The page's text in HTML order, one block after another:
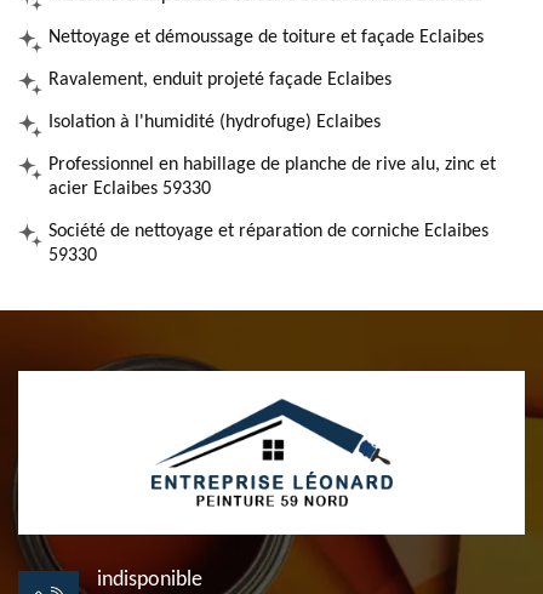
Nettoyage et démoussage de toiture et façade Eclaibes
Ravalement, enduit projeté façade Eclaibes
Isolation à l'humidité (hydrofuge) Eclaibes
Professionnel en habillage de planche de rive alu, zinc et
acier Eclaibes 59330
Société de nettoyage et réparation de corniche Eclaibes
59330
indisponible